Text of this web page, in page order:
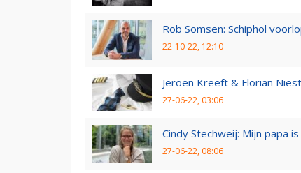
Rob Somsen: Schiphol
22-10-22, 12:10
Jeroen Kreeft & Florian
27-06-22, 03:06
Cindy Stechweij: Mijn papa
27-06-22, 08:06